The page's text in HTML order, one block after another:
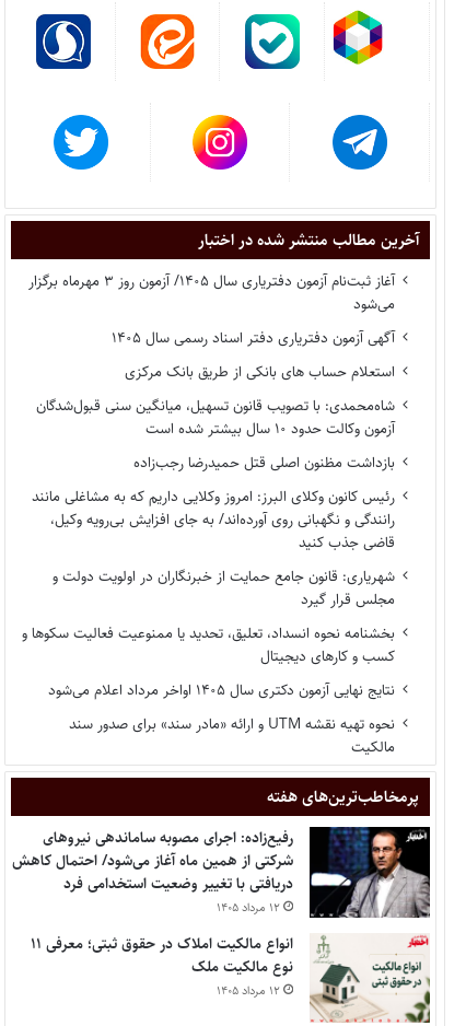
آخرین مطالب منتشر شده در اختبار
آغاز ثبت‌نام آزمون دفتریاری سال ۱۴۰۵/ آزمون روز ۳ مهرماه برگزار
می‌شود
آگهی آزمون دفتریاری دفتر اسناد رسمی سال ۱۴۰۵
استعلام حساب های بانکی از طریق بانک مرکزی
شاه‌محمدی: با تصویب قانون تسهیل، میانگین سنی قبول‌شدگان
آزمون وکالت حدود ۱۰ سال بیشتر شده است
بازداشت مظنون اصلی قتل حمیدرضا رجب‌زاده
رئیس کانون وکلای البرز: امروز وکلایی داریم که به مشاغلی مانند
رانندگی و نگهبانی روی آورده‌اند/ به جای افزایش بی‌رویه وکیل،
قاضی جذب کنید
شهریاری: قانون جامع حمایت از خبرنگاران در اولویت دولت و
مجلس قرار گیرد
بخشنامه نحوه انسداد، تعلیق، تحدید یا ممنوعیت فعالیت سکوها و
کسب و کارهای دیجیتال
نتایج نهایی آزمون دکتری سال ۱۴۰۵ اواخر مرداد اعلام می‌شود
نحوه تهیه نقشه UTM و ارائه «مادر سند» برای صدور سند
مالکیت
پر‌مخاطب‌ترین‌های هفته
رفیع‌زاده: اجرای مصوبه ساماندهی نیروهای
شرکتی از همین ماه آغاز می‌شود/ احتمال کاهش
دریافتی با تغییر وضعیت استخدامی فرد
۱۲ مرداد ۱۴۰۵
انواع مالکیت املاک در حقوق ثبتی؛ معرفی ۱۱
نوع مالکیت ملک
۱۲ مرداد ۱۴۰۵